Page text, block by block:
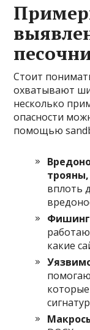
Стоит
охватывают
несколько
опасности
помощью
вплоть
какие